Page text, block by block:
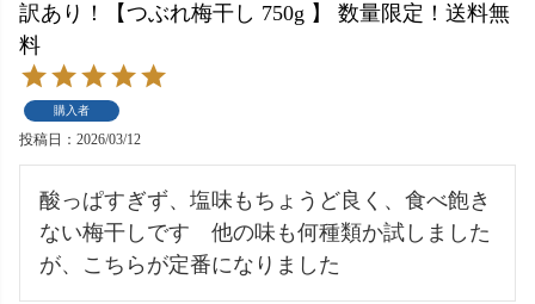
訳あり！【つぶれ梅干し 750g 】 数量限定！送料無
料
購入者
投稿日 2026/03/12
酸っぱすぎず、塩味もちょうど良く、食べ飽き
ない梅干しです　他の味も何種類か試しました
が、こちらが定番になりました